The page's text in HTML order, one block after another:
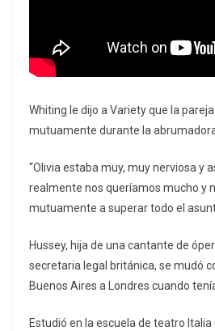
Whiting le dijo a Variety que la
mutuamente durante la
“Olivia estaba muy, muy nerviosa y
realmente nos queríamos mucho y
mutuamente a superar todo el
Hussey, hija de una cantante de
secretaria legal británica, se mudó
Buenos Aires a Londres cuando
Estudió en la escuela de teatro Italia